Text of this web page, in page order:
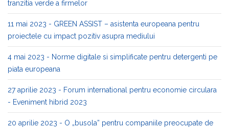
tranzitia verde a firmelor
11 mai 2023 - GREEN ASSIST – asistenta europeana pentru
proiectele cu impact pozitiv asupra mediului
4 mai 2023 - Norme digitale si simplificate pentru detergenti pe
piata europeana
27 aprilie 2023 - Forum international pentru economie circulara
- Eveniment hibrid 2023
20 aprilie 2023 - O „busola” pentru companiile preocupate de